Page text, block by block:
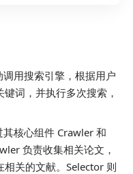
调用搜索引擎，根据用户
词，并执行多次搜索，
其核心组件 Crawler 和
负责收集相关论文，
关的文献。Selector 则